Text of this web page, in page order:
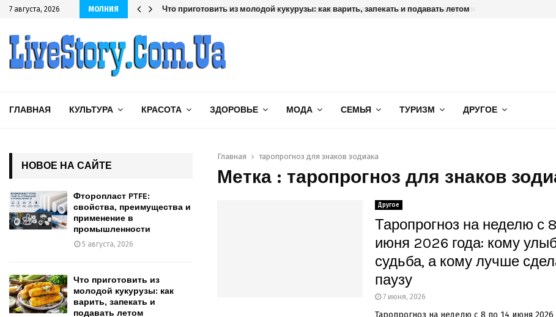
7 августа, 2026 МОЛНИЯ Что приготовить из молодой кукурузы: как варить, запекать и подавать летом
ГЛАВНАЯ КУЛЬТУРА КРАСОТА ЗДОРОВЬЕ МОДА СЕМЬЯ ТУРИЗМ ДРУГОЕ
Главная таропрогноз для знаков зодиака
Метка : таропрогноз для знаков
Другое
Таропрогноз на неделю с
июня 2026 года: кому
судьба, а кому лучше
паузу
7 июня, 2026
Таропрогноз на неделю с 8 по 14 июня 2026
НОВОЕ НА САЙТЕ
Фторопласт PTFE:
свойства, преимущества и
применение в
промышленности
5 августа, 2026
Что приготовить из
молодой кукурузы: как
варить, запекать и
подавать летом